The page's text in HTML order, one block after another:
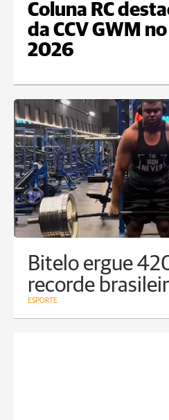
Coluna RC
da CCV GWM
2026
Bitelo ergue
recorde
ESPORTE